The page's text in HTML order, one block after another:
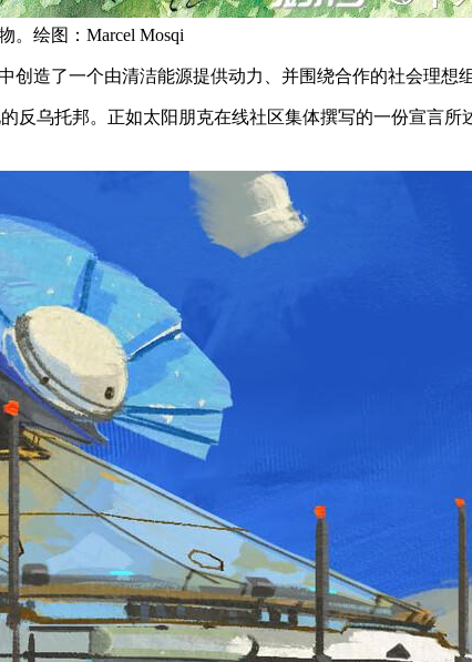
。绘图：Marcel Mosqi
造了一个由清洁能源提供动力、并围绕合作的社会理想
乌托邦。正如太阳朋克在线社区集体撰写的一份宣言所